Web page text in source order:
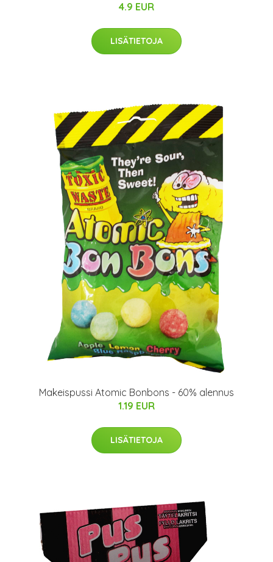
4.9 EUR
LISÄTIETOJA
Makeispussi Atomic Bonbons - 60% alennus
1.19 EUR
LISÄTIETOJA